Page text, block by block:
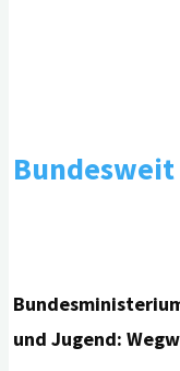
Bundesweit
und Jugend: